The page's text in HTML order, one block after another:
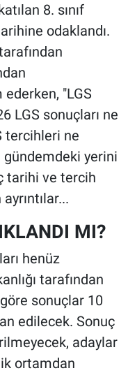
8. sınıf
odaklandı.
"LGS
LGS sonuçları ne
tercihleri ne
gündemdeki yerini
tarihi ve tercih
MI?
henüz
tarafından
sonuçlar 10
edilecek. Sonuç
adaylar
ortamdan